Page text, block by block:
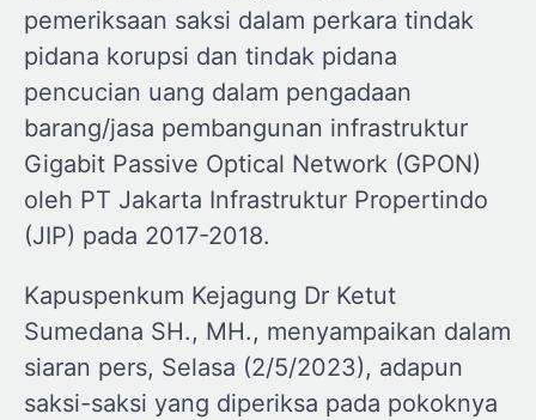
pemeriksaan saksi dalam perkara tindak
pidana korupsi dan tindak pidana
pencucian uang dalam pengadaan
barang/jasa pembangunan infrastruktur
Gigabit Passive Optical Network (GPON)
oleh PT Jakarta Infrastruktur Propertindo
(JIP) pada 2017-2018.
Kapuspenkum Kejagung Dr Ketut
Sumedana SH., MH., menyampaikan dalam
siaran pers, Selasa (2/5/2023), adapun
saksi-saksi yang diperiksa pada pokoknya